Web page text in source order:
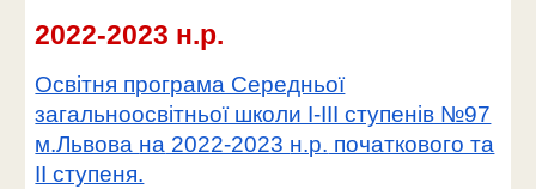
2022-2023 н.р.
Освітня програма Середньої
загальноосвітньої школи I-III ступенів №97
м.Львова на 2022-2023 н.р. початкового та
II ступеня.